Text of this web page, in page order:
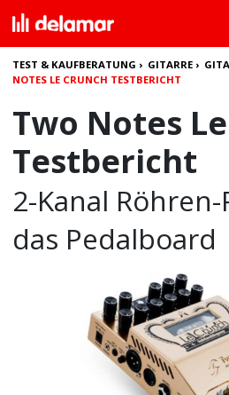
TEST & KAUFBERATUNG › GITARRE ›
NOTES LE CRUNCH TESTBERICHT
Two Notes
Testbericht
2-Kanal
das Pedalboard